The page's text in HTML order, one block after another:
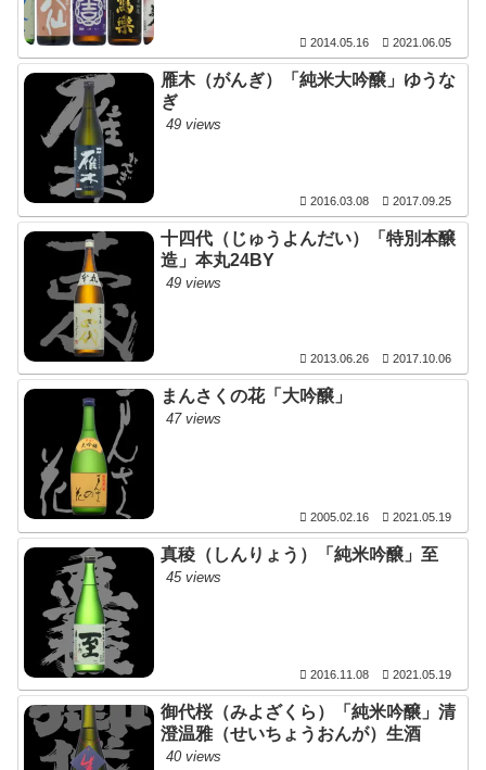
2014.05.16 2021.06.05
雁木（がんぎ）「純米大吟醸」ゆうな
ぎ
49 views
2016.03.08 2017.09.25
十四代（じゅうよんだい）「特別本醸
造」本丸24BY
49 views
2013.06.26 2017.10.06
まんさくの花「大吟醸」
47 views
2005.02.16 2021.05.19
真稜（しんりょう）「純米吟醸」至
45 views
2016.11.08 2021.05.19
御代桜（みよざくら）「純米吟醸」清
澄温雅（せいちょうおんが）生酒
40 views